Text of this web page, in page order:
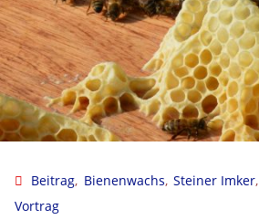
Mittelfranken
der
Bayerischen
Imkervereinigung
e.V.
Beitrag, Bienenwachs, Steiner Imker,
Vortrag